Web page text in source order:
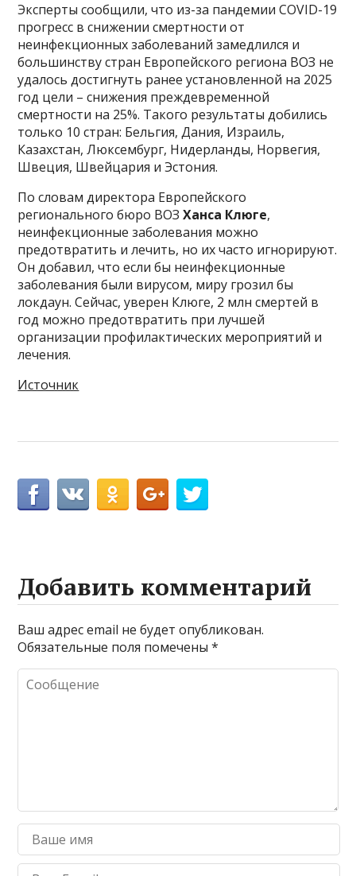
Эксперты сообщили, что из-за пандемии COVID-19
прогресс в снижении смертности от
неинфекционных заболеваний замедлился и
большинству стран Европейского региона ВОЗ не
удалось достигнуть ранее установленной на 2025
год цели – снижения преждевременной
смертности на 25%. Такого результаты добились
только 10 стран: Бельгия, Дания, Израиль,
Казахстан, Люксембург, Нидерланды, Норвегия,
Швеция, Швейцария и Эстония.
По словам директора Европейского
регионального бюро ВОЗХанса Клюге,
неинфекционные заболевания можно
предотвратить и лечить, но их часто игнорируют.
Он добавил, что если бы неинфекционные
заболевания были вирусом, миру грозил бы
локдаун. Сейчас, уверен Клюге, 2 млн смертей в
год можно предотвратить при лучшей
организации профилактических мероприятий и
лечения.
Источник
Добавить комментарий
Ваш адрес email не будет опубликован.
Обязательные поля помечены*